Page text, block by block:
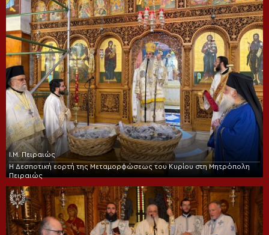
Ι.Μ. Πειραιώς
Η Δεσποτική εορτή της Μεταμορφώσεως του Κυρίου στη Μητρόπολη
Πειραιώς